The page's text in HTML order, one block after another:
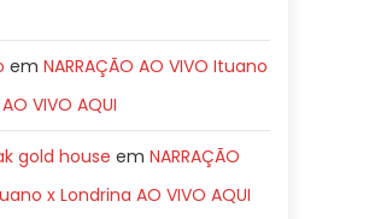
emNARRAÇÃO AO VIVO Ituano
VIVO AQUI
gold house emNARRAÇÃO
x Londrina AO VIVO AQUI